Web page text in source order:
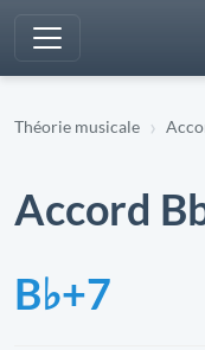
Théorie musicale
Accord
B♭+7